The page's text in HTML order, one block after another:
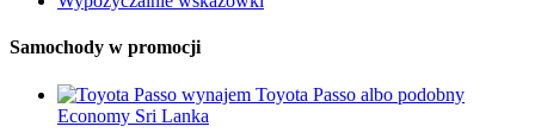
Samochody w promocji
Toyota Passo albo podobny
Economy Sri Lanka